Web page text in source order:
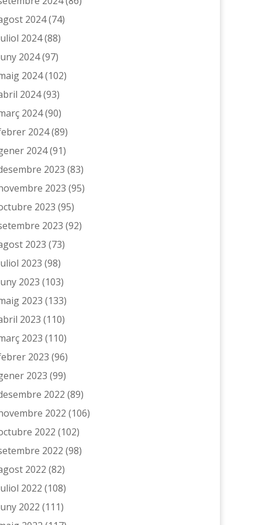
2024(74)
2024(88)
2024(97)
2024(102)
2024(93)
2024(90)
2024(89)
2024(91)
2023 (83)
2023 (95)
2023 (95)
2023 (92)
2023 (73)
2023 (98)
2023 (103)
2023 (133)
2023 (110)
2023 (110)
2023 (96)
2023 (99)
2022 (89)
2022 (106)
2022 (102)
2022 (98)
2022 (82)
2022 (108)
2022 (111)